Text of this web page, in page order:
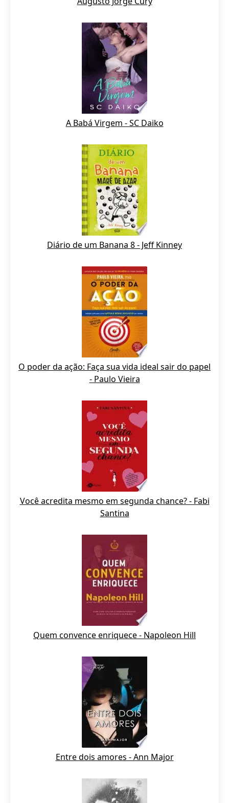
A Babá Virgem - SC Daiko
Diário de um Banana 8 - Jeff Kinney
O poder da ação: Faça sua vida ideal sair do papel
- Paulo Vieira
Você acredita mesmo em segunda chance? - Fabi
Santina
Quem convence enriquece - Napoleon Hill
Entre dois amores - Ann Major